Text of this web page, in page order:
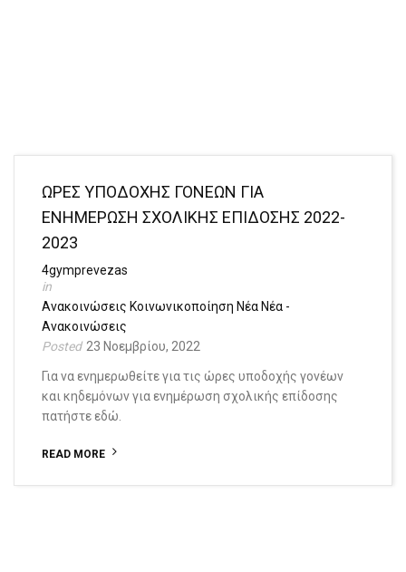
ΩΡΕΣ ΥΠΟΔΟΧΗΣ ΓΟΝΕΩΝ ΓΙΑ
ΕΝΗΜΕΡΩΣΗ ΣΧΟΛΙΚΗΣ ΕΠΙΔΟΣΗΣ 2022-
2023
4gymprevezas
Ανακοινώσεις Κοινωνικοποίηση Νέα Νέα -
Ανακοινώσεις
23 Νοεμβρίου, 2022
Για να ενημερωθείτε για τις ώρες υποδοχής γονέων
και κηδεμόνων για ενημέρωση σχολικής επίδοσης
πατήστε εδώ.
READ MORE